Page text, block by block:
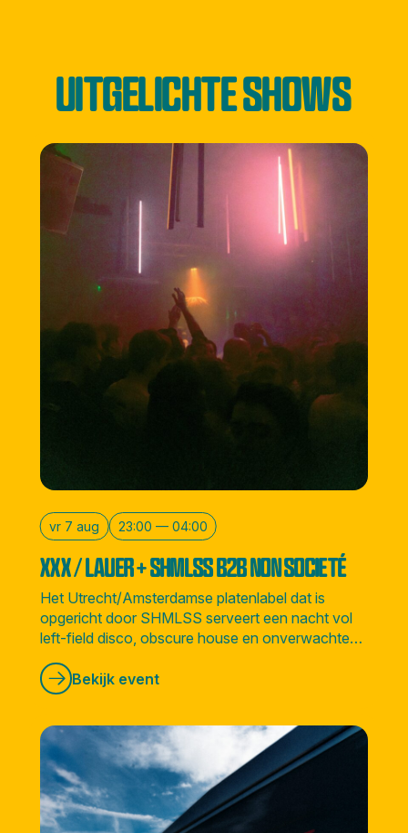
UITGELICHTE SHOWS
vr 7 aug 23:00 — 04:00
XXX / LAUER + SHMLSS B2B NON SOCIETÉ
Het Utrecht/Amsterdamse platenlabel dat is
opgericht door SHMLSS serveert een nacht vol
left-field disco, obscure house en onverwachte
sounds vanuit alle hoeken van de wereld.
Bekijk event